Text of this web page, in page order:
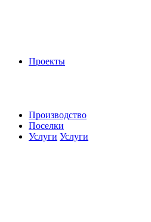
Проекты
Производство
Поселки
Услуги Услуги